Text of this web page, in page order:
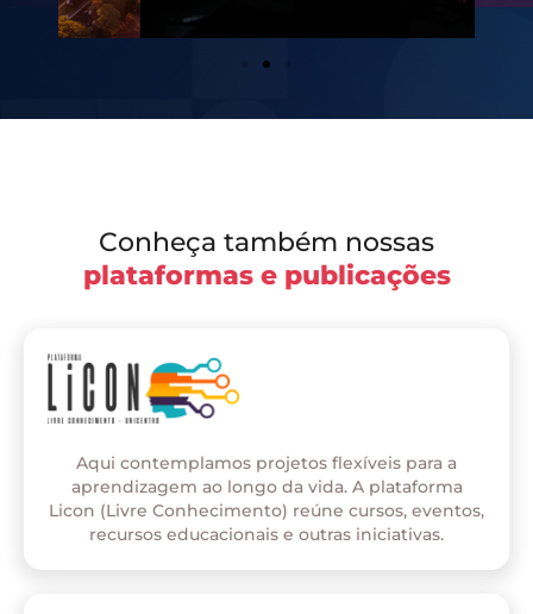
Conheça também nossas
plataformas e publicações
Aqui contemplamos projetos flexíveis para a
aprendizagem ao longo da vida. A plataforma
Licon (Livre Conhecimento) reúne cursos, eventos,
recursos educacionais e outras iniciativas.